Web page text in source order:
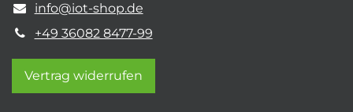
info@iot-shop.de
+49 36082 8477-99
Vertrag widerrufen